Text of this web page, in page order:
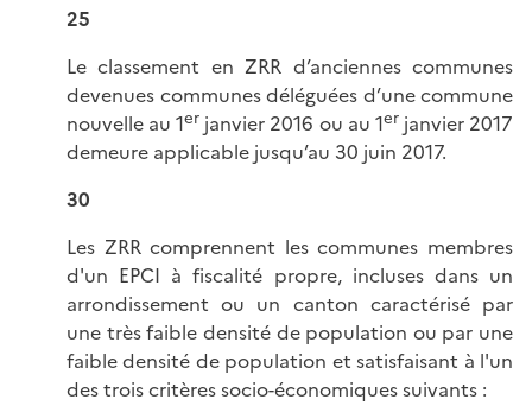
25
Le classement en ZRR d’anciennes communes
devenues communes déléguées d’une commune
nouvelle au 1er janvier 2016 ou au 1erjanvier 2017
demeure applicable jusqu’au 30 juin 2017.
30
Les ZRR comprennent les communes membres
d'un EPCI à fiscalité propre, incluses dans un
arrondissement ou un canton caractérisé par
une très faible densité de population ou par une
faible densité de population et satisfaisant à l'un
des trois critères socio-économiques suivants :